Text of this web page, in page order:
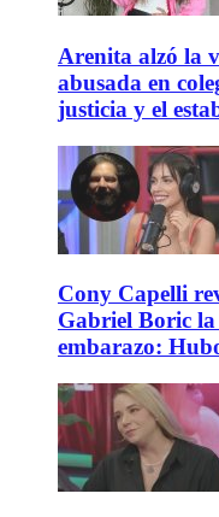
Arenita alzó la
abusada en
justicia y el
Cony Capelli
Gabriel Boric
embarazo: